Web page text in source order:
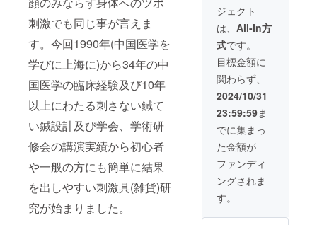
刺激でも同じ事が言えま
す。今回1990年(中国医学を
学びに上海に)から34年の中
国医学の臨床経験及び10年
以上にわたる刺さない鍼て
い鍼設計及び学会、学術研
修会の講演実績から初心者
や一般の方にも簡単に結果
を出しやすい刺激具(雑貨)研
究が始まりました。
なりま
す。表
は税込
価格と
なりま
す。
ン数が
多い場
合発送
が12月
になる
可能性
があり
ます。
本国内
のみの
発送と
なりま
す。表
示価格
は税込
す。
ア2本組
＋Acu
ティッ
ク
Body(
純銅)。
皮膚リ
リース
Ⓡポイ
ント全
長約9.2
㎝(幅5
㎜、2
㎜)。
Acu
ティッ
純銅)全
ジェクト
は、 All-In方
式です。
目標金額に
関わらず、
2024/10/31
23:59:59ま
でに集まっ
た金額が
ファンディ
ングされま
す。